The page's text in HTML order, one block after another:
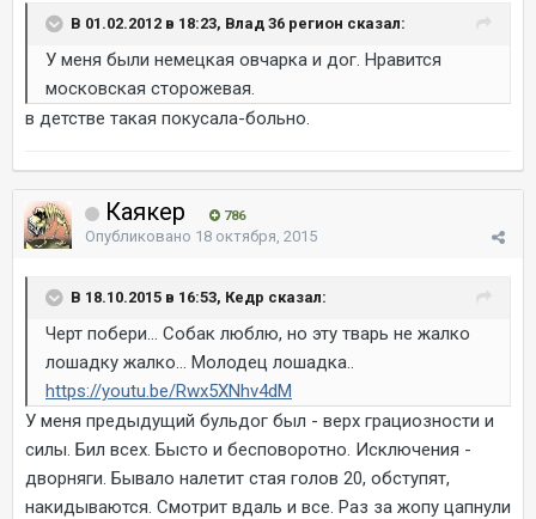
В 01.02.2012 в 18:23, Влад 36 регион сказал:
У меня были немецкая овчарка и дог. Нравится
московская сторожевая.
в детстве такая покусала-больно.
Каякер 786
Опубликовано 18 октября, 2015
В 18.10.2015 в 16:53, Кедр сказал:
Черт побери... Собак люблю, но эту тварь не жалко
лошадку жалко... Молодец лошадка..
https://youtu.be/Rwx5XNhv4dM
У меня предыдущий бульдог был - верх грациозности и
силы. Бил всех. Бысто и бесповоротно. Исключения -
дворняги. Бывало налетит стая голов 20, обступят,
накидываются. Смотрит вдаль и все. Раз за жопу цапнули